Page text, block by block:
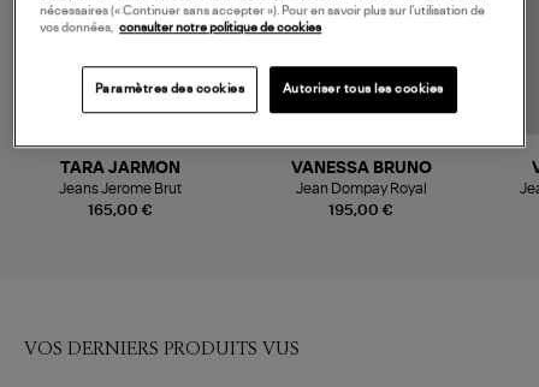
165,00 €
TARA JARMON
Jeans Jerome Brut
195,00 €
VANESSA BRUNO
Jean Dompay Royal
VOS DERNIERS PRODUITS VUS
nécessaires (« Continuer sans accepter »). Pour en savoir plus sur l’utilisation de
vos données, consulter notre politique de cookies
Paramètres des cookies Autoriser tous les cookies